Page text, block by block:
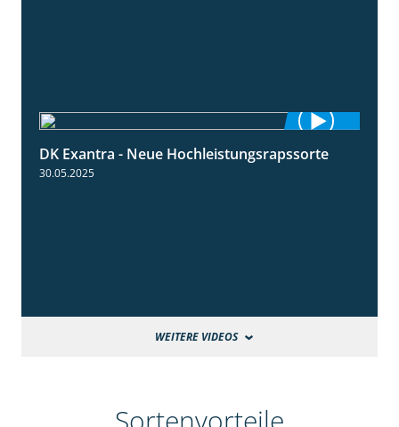
2:15
DK Exantra - Neue Hochleistungsrapssorte
30.05.2025
WEITERE VIDEOS